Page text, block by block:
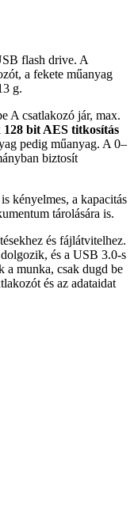
flash drive. A
a fekete műanyag
g.
A csatlakozó jár, max.
128 bit AES titkosítás
pedig műanyag. A 0–
biztosít
kényelmes, a kapacitás
tárolására is.
és fájlátvitelhez.
és a USB 3.0-s
a munka, csak dugd be
és az adataidat